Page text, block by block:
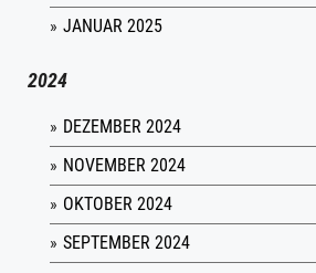
JANUAR 2025
2024
DEZEMBER 2024
NOVEMBER 2024
OKTOBER 2024
SEPTEMBER 2024